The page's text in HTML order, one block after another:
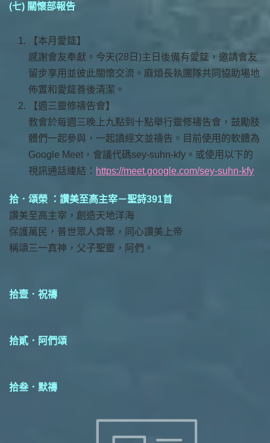
(七) 關懷部報告
【本月愛筵】
感謝會友奉獻。今天(28日)主日後備有愛筵，邀請會友
留步享用並彼此關懷交流。麻煩長執團隊共同協助場地
佈置和愛筵善後清潔。
【週三靈修禱告會】
教會於每週三晚上九點到十點舉行靈修禱告會，鼓勵肢
體們一起參與，一起讀經文並禱告。目前使用的軟體為
Google Meet，會議代碼sey-suhn-kfy。或使用以下的
視訊通話連結： https://meet.google.com/sey-suhn-kfy
拾．頌榮 ：讚美至高主宰－聖詩391首
讚美至高主宰，創造天地洋海
保護萬民，普世眾人齊聚，同心讚美上帝
稱頌三一真神，父子聖靈，阿們。
拾壹．祝禱
拾貳．阿們頌
拾叁．默禱